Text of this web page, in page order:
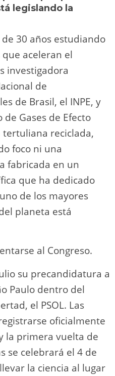
legislando la
30 años estudiando
que aceleran el
investigadora
de
de Brasil, el INPE, y
Gases de Efecto
tertuliana reciclada,
foco ni una
fabricada en un
que ha dedicado
de los mayores
planeta está
al Congreso.
su precandidatura a
Paulo dentro del
el PSOL. Las
oficialmente
la primera vuelta de
se celebrará el 4 de
la ciencia al lugar